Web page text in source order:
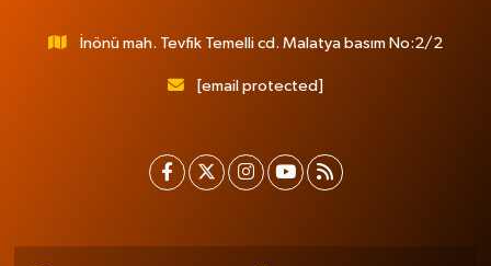
İnönü mah. Tevfik Temelli cd. Malatya basım No:2/2
[email protected]